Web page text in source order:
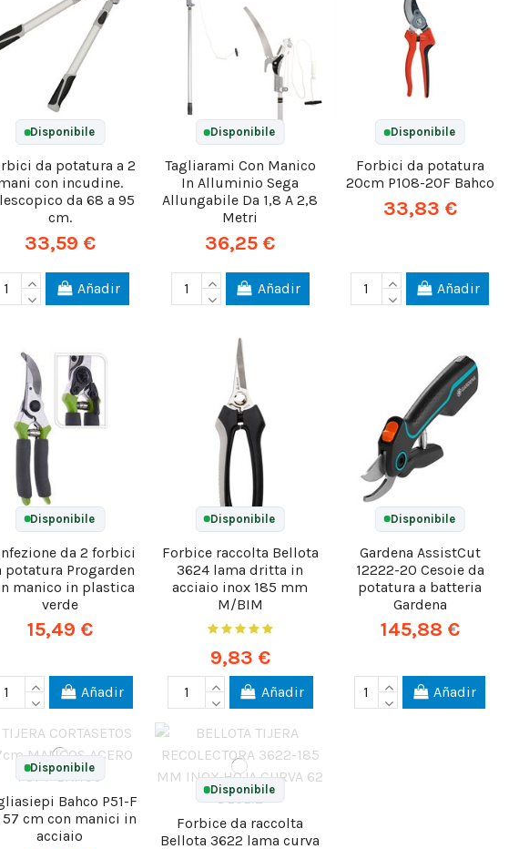
Disponibile
da potatura a 2
con incudine.
da 68 a 95
cm.
33,59 €
Añadir
Disponibile
Tagliarami Con Manico
In Alluminio Sega
Allungabile Da 1,8 A 2,8
Metri
36,25 €
Añadir
Disponibile
Forbici da potatura
20cm P108-20F Bahco
33,83 €
Añadir
Disponibile
da 2 forbici
potatura Progarden
manico in plastica
verde
15,49 €
Añadir
Disponibile
Forbice raccolta Bellota
3624 lama dritta in
acciaio inox 185 mm
M/BIM
9,83 €
Añadir
Disponibile
Gardena AssistCut
12222-20 Cesoie da
potatura a batteria
Gardena
145,88 €
Añadir
Disponibile
Bahco P51-F
57 cm con manici in
acciaio
Disponibile
Forbice da raccolta
Bellota 3622 lama curva